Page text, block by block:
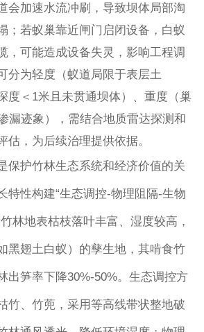
会加速水流冲刷，导致坝体局部淘
；若蚁巢靠近闸门启闭设备，白蚁
，可能造成设备失灵，影响工程调
分为轻度（蚁道局限于表层土
度＜1米且未贯通坝体）、重度（巢
漏迹象），需结合地质雷达探测和
估，为后续治理提供依据。
保护竹林生态系统和经济价值的关
特性构建“生态调控-物理阻隔-生物
林地表枯枝落叶丰富、湿度较高，
黑翅土白蚁）的孳生地，其啃食竹
出笋率下降30%-50%。生态调控方
竹、竹蔸，采用等高线带状整地破